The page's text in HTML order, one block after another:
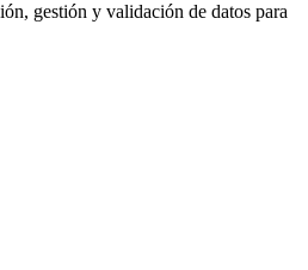
gestión y validación de datos para